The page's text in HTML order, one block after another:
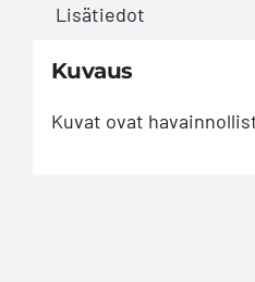
Lisätiedot
Kuvaus
Kuvat ovat